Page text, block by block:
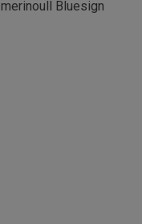
merinoull Bluesign